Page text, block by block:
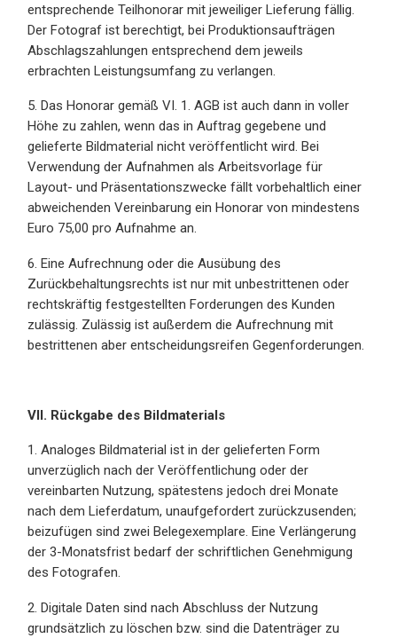
entsprechende Teilhonorar mit jeweiliger Lieferung fällig.
Der Fotograf ist berechtigt, bei Produktionsaufträgen
Abschlagszahlungen entsprechend dem jeweils
erbrachten Leistungsumfang zu verlangen.
5. Das Honorar gemäß VI. 1. AGB ist auch dann in voller
Höhe zu zahlen, wenn das in Auftrag gegebene und
gelieferte Bildmaterial nicht veröffentlicht wird. Bei
Verwendung der Aufnahmen als Arbeitsvorlage für
Layout- und Präsentationszwecke fällt vorbehaltlich einer
abweichenden Vereinbarung ein Honorar von mindestens
Euro 75,00 pro Aufnahme an.
6. Eine Aufrechnung oder die Ausübung des
Zurückbehaltungsrechts ist nur mit unbestrittenen oder
rechtskräftig festgestellten Forderungen des Kunden
zulässig. Zulässig ist außerdem die Aufrechnung mit
bestrittenen aber entscheidungsreifen Gegenforderungen.
VII. Rückgabe des Bildmaterials
1. Analoges Bildmaterial ist in der gelieferten Form
unverzüglich nach der Veröffentlichung oder der
vereinbarten Nutzung, spätestens jedoch drei Monate
nach dem Lieferdatum, unaufgefordert zurückzusenden;
beizufügen sind zwei Belegexemplare. Eine Verlängerung
der 3-Monatsfrist bedarf der schriftlichen Genehmigung
des Fotografen.
2. Digitale Daten sind nach Abschluss der Nutzung
grundsätzlich zu löschen bzw. sind die Datenträger zu